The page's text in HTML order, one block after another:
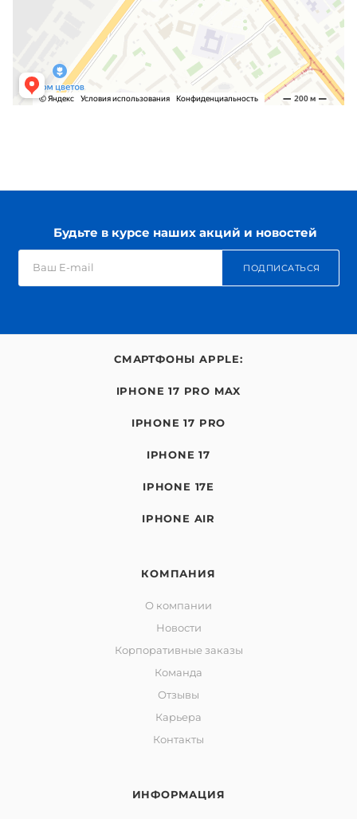
Будьте в курсе наших акций и новостей
ПОДПИСАТЬСЯ
СМАРТФОНЫ APPLE:
IPHONE 17 PRO MAX
IPHONE 17 PRO
IPHONE 17
IPHONE 17E
IPHONE AIR
КОМПАНИЯ
О компании
Новости
Корпоративные заказы
Команда
Отзывы
Карьера
Контакты
ИНФОРМАЦИЯ